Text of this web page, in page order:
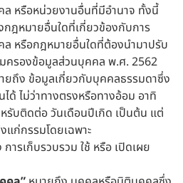
หรือหน่วยงานอื่นที่มีอำนาจ ทั้งนี้
กฎหมายอื่นใดที่เกี่ยวข้องกับการ
หรือกฎหมายอื่นใดที่ต้องนำมาปรับ
รองข้อมูลส่วนบุคคล พ.ศ. 2562
ยถึง ข้อมูลเกี่ยวกับบุคคลธรรมดาซึ่ง
ด้ ไม่ว่าทางตรงหรือทางอ้อม อาทิ
รับติดต่อ วันเดือนปีเกิด เป็นต้น แต่
ก่กรรมโดยเฉพาะ
ารเก็บรวบรวม ใช้ หรือ เปิดเผย